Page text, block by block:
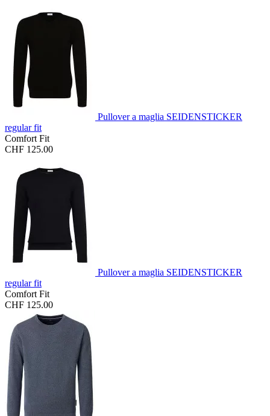
Pullover a maglia SEIDENSTICKER
regular fit
Comfort Fit
CHF 125.00
Pullover a maglia SEIDENSTICKER
regular fit
Comfort Fit
CHF 125.00